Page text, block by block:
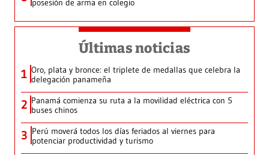
Últimas noticias
1 Oro, plata y bronce: el triplete de medallas que celebra la
delegación panameña
2 Panamá comienza su ruta a la movilidad eléctrica con 5
buses chinos
3 Perú moverá todos los días feriados al viernes para
potenciar productividad y turismo